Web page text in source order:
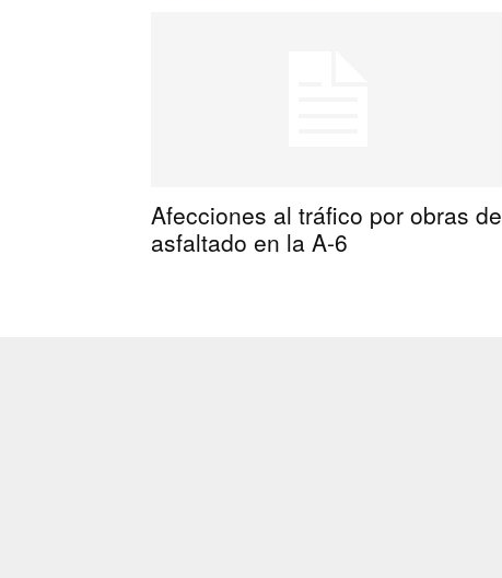
Afecciones al tráfico por obras de
asfaltado en la A-6